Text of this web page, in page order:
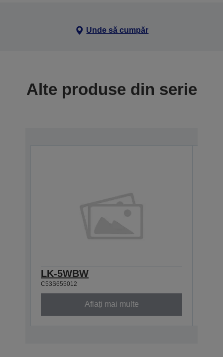
Unde să cumpăr
Alte produse din serie
LK-5WBW
C53S655012
Aflați mai multe